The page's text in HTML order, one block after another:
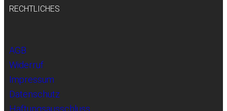
RECHTLICHES
AGB
Widerruf
Impressum
Datenschutz
Haftungsausschluss